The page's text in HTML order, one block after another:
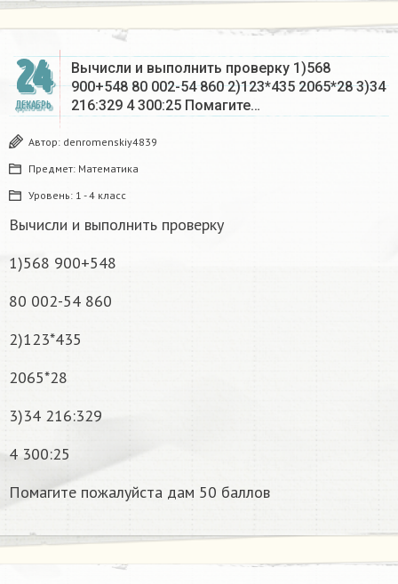
24
ДЕКАБРЬ
Вычисли и выполнить проверку 1)568
900+548 80 002-54 860 2)123*435 2065*28 3)34
216:329 4 300:25 Помагите…
Автор: denromenskiy4839
Предмет: Математика
Уровень: 1 - 4 класс
Вычисли и выполнить проверку
1)568 900+548
80 002-54 860
2)123*435
2065*28
3)34 216:329
4 300:25
Помагите пожалуйста дам 50 баллов